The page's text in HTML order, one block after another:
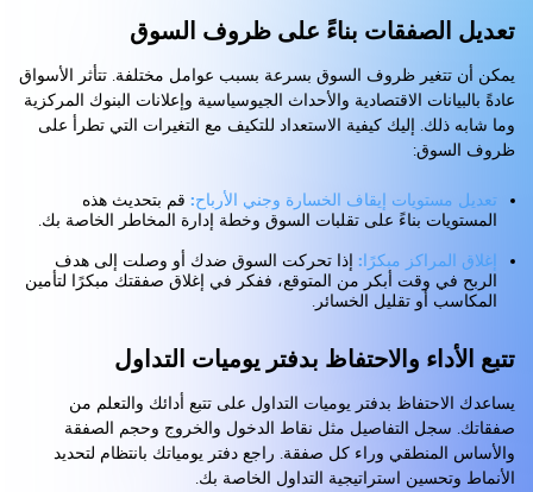
تعديل الصفقات بناءً على ظروف السوق
يمكن أن تتغير ظروف السوق بسرعة بسبب عوامل مختلفة. تتأثر الأسواق
عادةً بالبيانات الاقتصادية والأحداث الجيوسياسية وإعلانات البنوك المركزية
وما شابه ذلك. إليك كيفية الاستعداد للتكيف مع التغيرات التي تطرأ على
ظروف السوق:
تعديل مستويات إيقاف الخسارة وجني الأرباح: قم بتحديث هذه
المستويات بناءً على تقلبات السوق وخطة إدارة المخاطر الخاصة بك.
إغلاق المراكز مبكرًا: إذا تحركت السوق ضدك أو وصلت إلى هدف
الربح في وقت أبكر من المتوقع، ففكر في إغلاق صفقتك مبكرًا لتأمين
المكاسب أو تقليل الخسائر.
تتبع الأداء والاحتفاظ بدفتر يوميات التداول
يساعدك الاحتفاظ بدفتر يوميات التداول على تتبع أدائك والتعلم من
صفقاتك. سجل التفاصيل مثل نقاط الدخول والخروج وحجم الصفقة
والأساس المنطقي وراء كل صفقة. راجع دفتر يومياتك بانتظام لتحديد
الأنماط وتحسين استراتيجية التداول الخاصة بك.